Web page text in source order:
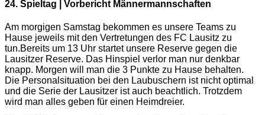
24. Spieltag | Vorbericht Männermannschaften
Am morgigen Samstag bekommen es unsere Teams zu
Hause jeweils mit den Vertretungen des FC Lausitz zu
tun.Bereits um 13 Uhr startet unsere Reserve gegen die
Lausitzer Reserve. Das Hinspiel verlor man nur denkbar
knapp. Morgen will man die 3 Punkte zu Hause behalten.
Die Personalsituation bei den Laubuschern ist nicht optimal
und die Serie der Lausitzer ist auch beachtlich. Trotzdem
wird man alles geben für einen Heimdreier.